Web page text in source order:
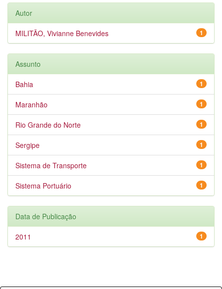
Autor
1
MILITÃO, Vivianne Benevides
Assunto
1
Bahia
1
Maranhão
1
Rio Grande do Norte
1
Sergipe
1
Sistema de Transporte
1
Sistema Portuário
Data de Publicação
1
2011